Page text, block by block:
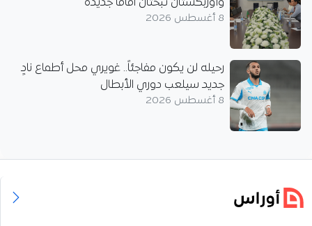
8 أغسطس 2026
رحيله لن يكون مفاجئاً.. غويري محل أطماع نادٍ
جديد سيلعب دوري الأبطال
8 أغسطس 2026